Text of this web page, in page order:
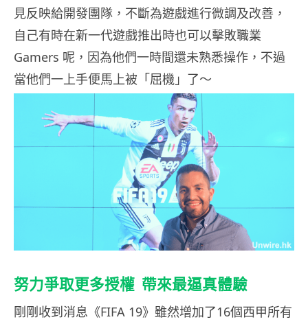
見反映給開發團隊，不斷為遊戲進行微調及改善，
自己有時在新一代遊戲推出時也可以擊敗職業
Gamers 呢，因為他們一時間還未熟悉操作，不過
當他們一上手便馬上被「屈機」了～
努力爭取更多授權 帶來最逼真體驗
剛剛收到消息《FIFA 19》雖然增加了16個西甲所有